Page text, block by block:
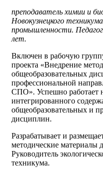
преподаватель химии и
Новокузнецкого
промышленности.
лет.
Включен в рабочую
проекта «Внедрение
общеобразовательных
профессиональной
СПО». Успешно работает
интегрированного
общеобразовательных и
дисциплин.
Разрабатывает и
методические материалы
Руководитель
техникума.